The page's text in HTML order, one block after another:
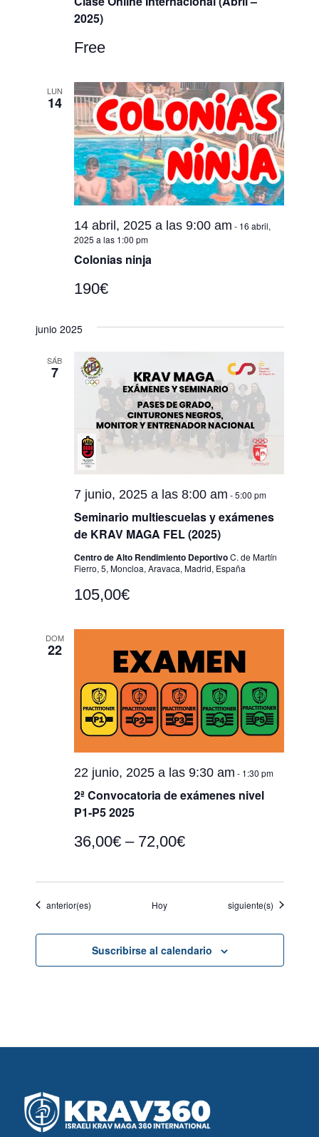
2025)
Free
LUN
14
Colonias ninja
14 abril, 2025 a las 9:00 am - 16 abril,
2025 a las 1:00 pm
190€
junio 2025
SÁB
7
Seminario multiescuelas y exámenes
de KRAV MAGA FEL (2025)
7 junio, 2025 a las 8:00 am -5:00 pm
Centro de Alto Rendimiento DeportivoC. de Martín
Fierro, 5, Moncloa, Aravaca, Madrid, España
105,00€
DOM
22
2ª Convocatoria de exámenes nivel
P1-P5 2025
22 junio, 2025 a las 9:30 am - 1:30 pm
36,00€ – 72,00€
Eventos
anterior(es) Hoy Eventos
siguiente(s)
Suscribirse al calendario
Footer